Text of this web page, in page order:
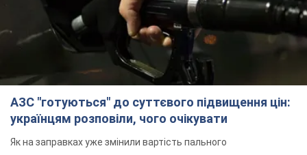
АЗС "готуються" до суттєвого підвищення цін:
українцям розповіли, чого очікувати
Як на заправках уже змінили вартість пального